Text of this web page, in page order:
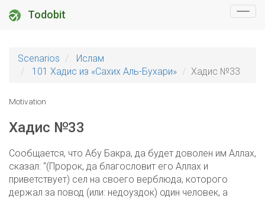
Todobit
Scenarios
Ислам
101 Хадис из «Сахих Аль-Бухари»
Хадис №33
Motivation
Хадис №33
Сообщается, что Абу Бакра, да будет доволен им Аллах,
сказал: “(Пророк, да благословит его Аллах и
приветствует) сел на своего верблюда, которого
держал за повод (или: недоуздок) один человек, а